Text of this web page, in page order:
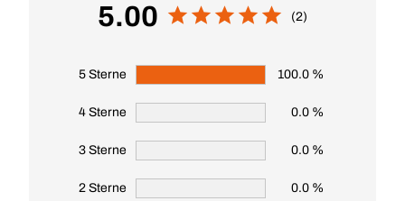
5.00 (2)
5 Sterne 100.0 %
4 Sterne 0.0 %
3 Sterne 0.0 %
2 Sterne 0.0 %